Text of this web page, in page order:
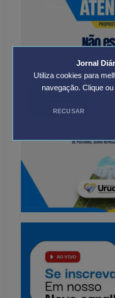
Jornal
Utiliza cookies para
navegação. Clique
RECUSAR